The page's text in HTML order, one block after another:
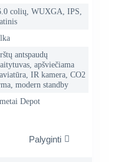
colių, WUXGA, IPS,
antspaudų
apšviečiama
IR kamera, CO2
modern standby
Depot
Palyginti